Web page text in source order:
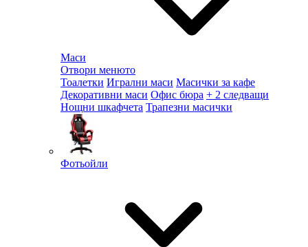
Маси
Отвори менюто
Тоалетки Игрални маси Масички за кафе
Декоративни маси Офис бюра + 2 следващи
Нощни шкафчета Трапезни масички
Фотьойли